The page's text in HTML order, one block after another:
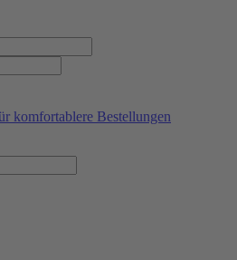
komfortablere Bestellungen